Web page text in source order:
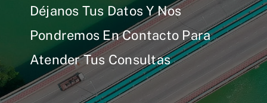
Déjanos Tus Datos Y Nos
Pondremos En Contacto Para
Atender Tus Consultas